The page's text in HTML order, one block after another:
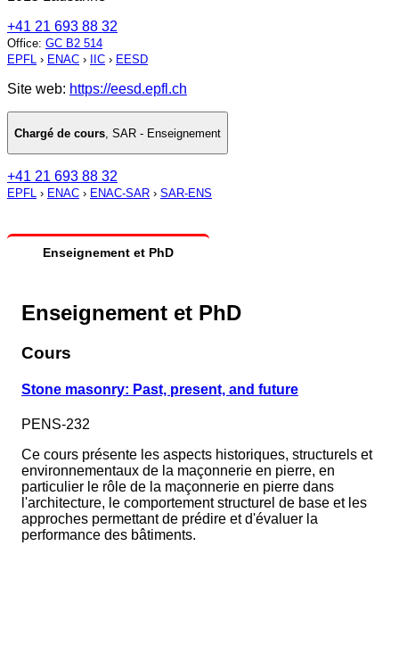
+41 21 693 88 32
Office: GC B2 514
EPFL › ENAC › IIC › EESD
Site web: https://eesd.epfl.ch
Chargé de cours SAR - Enseignement
+41 21 693 88 32
EPFL › ENAC › ENAC-SAR › SAR-ENS
Enseignement et PhD
Enseignement et PhD
Cours
Stone masonry: Past, present, and future
PENS-232
Ce cours présente les aspects historiques, structurels et
environnementaux de la maçonnerie en pierre, en
particulier le rôle de la maçonnerie en pierre dans
l'architecture, le comportement structurel de base et les
approches permettant de prédire et d'évaluer la
performance des bâtiments.